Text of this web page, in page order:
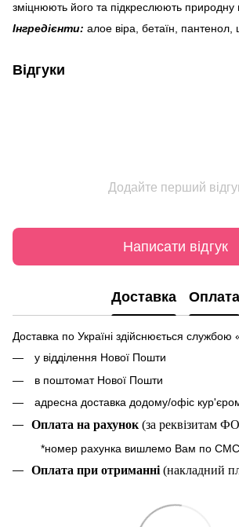
зміцнюють його та підкреслюють природну
Інгредієнти: алое віра, бетаїн, пантенол,
Відгуки
Додайте перший
Написати відгук
Доставка Оплата
Доставка по Україні здійснюється службою
у відділення Нової Пошти
в поштомат Нової Пошти
адресна доставка додому/офіс
Оплата на рахунок (за реквізитам
*номер рахунка вишлемо Вам по СМС,
Оплата при отриманні (накладний